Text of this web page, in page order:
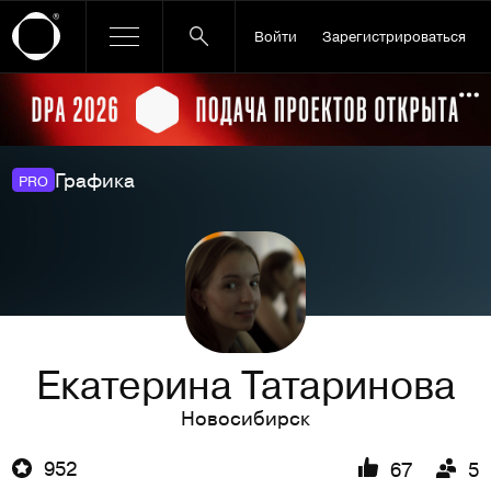
Войти Зарегистрироваться
Ссылка баннера
PRO Графика
Екатерина Татаринова
Новосибирск
952
67 5